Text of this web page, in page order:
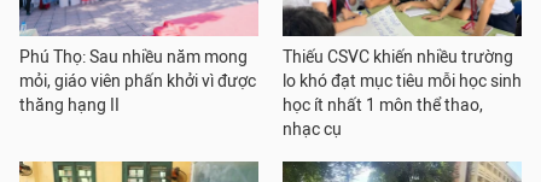
Phú Thọ: Sau nhiều năm mong
mỏi, giáo viên phấn khởi vì được
thăng hạng II
Thiếu CSVC khiến nhiều trường
lo khó đạt mục tiêu mỗi học sinh
học ít nhất 1 môn thể thao,
nhạc cụ